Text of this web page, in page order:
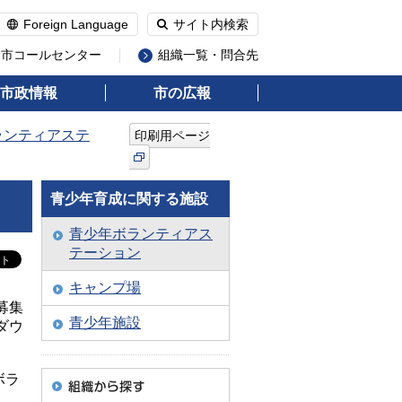
Foreign Language サイト内検索
コールセンター 組織一覧・問合先
市政情報 市の広報
ティアステ 印刷用ページ
集
ウ
ラ
青少年育成に関する施設
青少年ボランティアス
テーション
キャンプ場
青少年施設